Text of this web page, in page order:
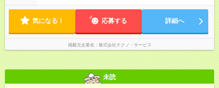
気になる！ 応募する 詳細へ
掲載元企業名 株式会社テクノ・サービス
未読